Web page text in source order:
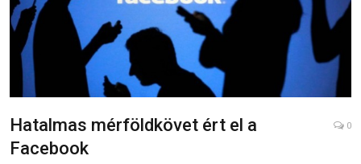
Hatalmas mérföldkövet ért el a
Facebook
0